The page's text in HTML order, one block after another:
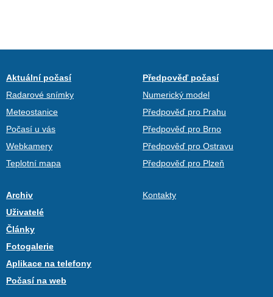
Aktuální počasí
Radarové snímky
Meteostanice
Počasí u vás
Webkamery
Teplotní mapa
Předpověď počasí
Numerický model
Předpověď pro Prahu
Předpověď pro Brno
Předpověď pro Ostravu
Předpověď pro Plzeň
Archiv
Uživatelé
Články
Fotogalerie
Aplikace na telefony
Počasí na web
Kontakty